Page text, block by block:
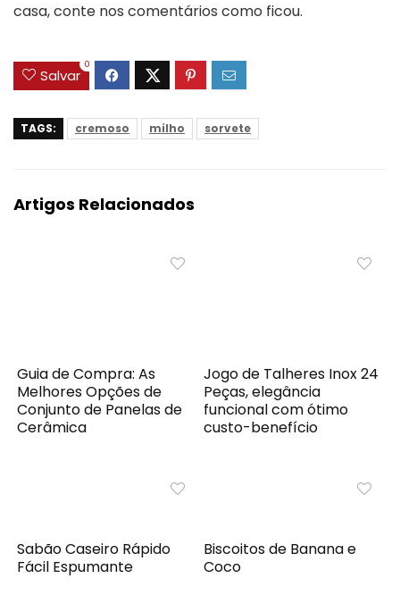
casa, conte nos comentários como ficou.
Salvar
0
TAGS: cremoso milho sorvete
Artigos Relacionados
Guia de Compra: As
Melhores Opções de
Conjunto de Panelas de
Cerâmica
Jogo de Talheres Inox 24
Peças, elegância
funcional com ótimo
custo-benefício
Sabão Caseiro Rápido
Fácil Espumante
Biscoitos de Banana e
Coco